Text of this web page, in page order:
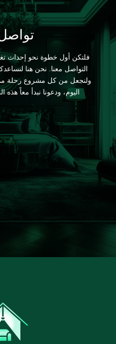
فلتكن أول خطوة نحو إحداث
التواصل معنا. نحن هنا
ولنجعل من كل مشروع رحلة
اليوم، ودعونا نبدأ معاً هذه